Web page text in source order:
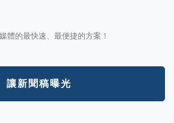
體的最快速、最便捷的方案！
讓新聞稿曝光